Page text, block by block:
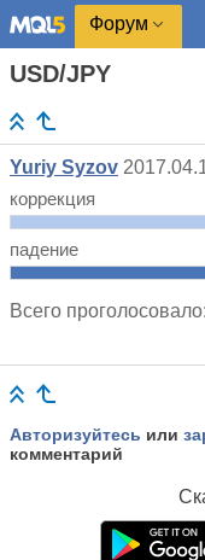
Форум
USD/JPY
Yuriy Syzov
коррекция
падение
Всего
Авторизуйтесь или
комментарий